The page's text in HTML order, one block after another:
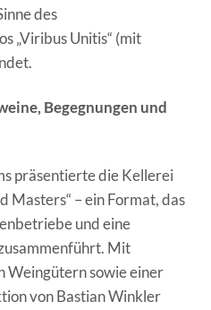
des
„Viribus Unitis“ (mit
Begegnungen und
präsentierte die Kellerei
Masters“ – ein Format, das
und eine
Mit
Weingütern sowie einer
von Bastian Winkler